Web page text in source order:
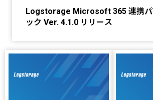
Logstorage Microsoft 365 連携パ
ック Ver. 4.1.0 リリース